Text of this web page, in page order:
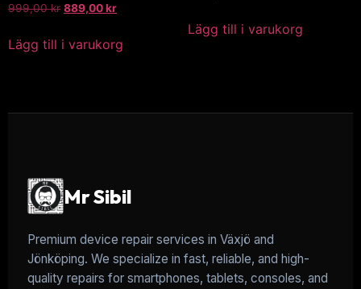
999,00kr 889,00kr
Lägg till i varukorg
Lägg till i varukorg
Mr Sibil
Premium device repair services in Växjö and
Jönköping. We specialize in fast, reliable, and high-
quality repairs for smartphones, tablets, consoles, and